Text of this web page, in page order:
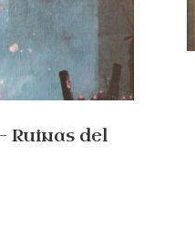
Ruinas del